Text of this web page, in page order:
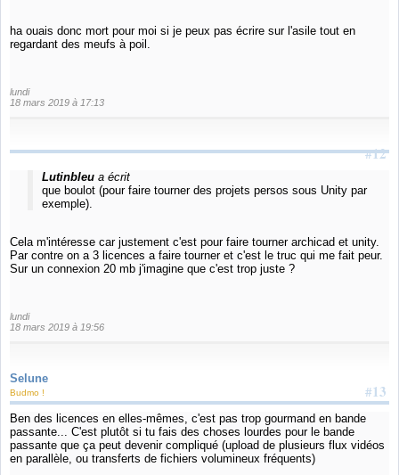
ha ouais donc mort pour moi si je peux pas écrire sur l'asile tout en
regardant des meufs à poil.
lundi
18 mars 2019 à 17:13
#12
Lutinbleua écrit
que boulot (pour faire tourner des projets persos sous Unity par
exemple).
Cela m'intéresse car justement c'est pour faire tourner archicad et unity.
Par contre on a 3 licences a faire tourner et c'est le truc qui me fait peur.
Sur un connexion 20 mb j'imagine que c'est trop juste ?
lundi
18 mars 2019 à 19:56
Selune
#13
Budmo !
Ben des licences en elles-mêmes, c'est pas trop gourmand en bande
passante... C'est plutôt si tu fais des choses lourdes pour le bande
passante que ça peut devenir compliqué (upload de plusieurs flux vidéos
en parallèle, ou transferts de fichiers volumineux fréquents)